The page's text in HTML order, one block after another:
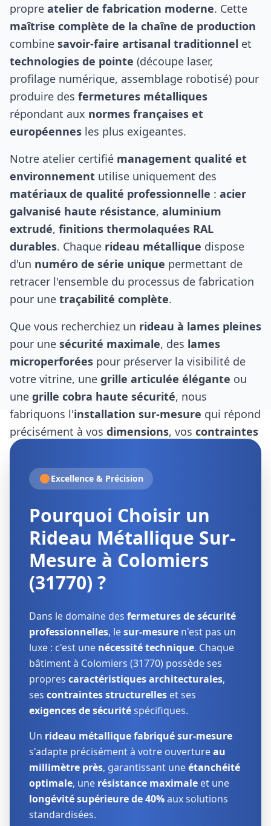
propre atelier de fabrication moderne. Cette
maîtrise complète de la chaîne de production
combine savoir-faire artisanal traditionnel et
technologies de pointe (découpe laser,
profilage numérique, assemblage robotisé) pour
produire des fermetures métalliques
répondant aux normes françaises et
européennes les plus exigeantes.
Notre atelier certifié management qualité et
environnement utilise uniquement des
matériaux de qualité professionnelle : acier
galvanisé haute résistance, aluminium
extrudé, finitions thermolaquées RAL
durables. Chaque rideau métallique dispose
d'un numéro de série unique permettant de
retracer l'ensemble du processus de fabrication
pour une traçabilité complète.
Que vous recherchiez un rideau à lames pleines
pour une sécurité maximale, des lames
microperforées pour préserver la visibilité de
votre vitrine, une grille articulée élégante ou
une grille cobra haute sécurité, nous
fabriquons l'installation sur-mesure qui répond
précisément à vos dimensions, vos contraintes
architecturales
Excellence & Précision
Pourquoi Choisir un
Rideau Métallique Sur-
Mesure à Colomiers
(31770) ?
Dans le domaine des fermetures de sécurité
professionnelles, lesur-mesure n'est pas un
luxe : c'est une nécessité technique. Chaque
bâtiment à Colomiers (31770) possède ses
propres caractéristiques architecturales,
ses contraintes structurelles et ses
exigences de sécuritéspécifiques.
Un rideau métallique fabriqué sur-mesure
s'adapte précisément à votre ouvertureau
millimètre près, garantissant uneétanchéité
optimale, une résistance maximale et une
longévité supérieure de 40%aux solutions
standardisées.